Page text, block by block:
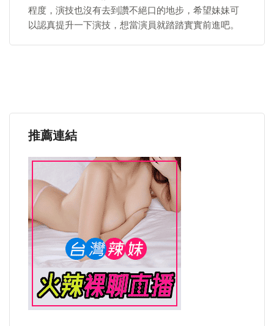
程度，演技也沒有去到讚不絕口的地步，希望妹妹可
以認真提升一下演技，想當演員就踏踏實實前進吧。
推薦連結